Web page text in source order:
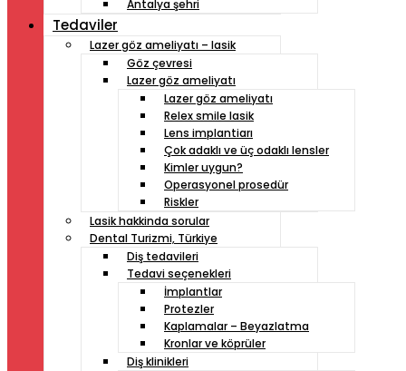
Antalya şehri
Tedaviler
Lazer göz ameliyatı – lasik
Göz çevresi
Lazer göz ameliyatı
Lazer göz ameliyatı
Relex smile lasik
Lens implantiarı
Çok adaklı ve üç odaklı lensler
Kimler uygun?
Operasyonel prosedür
Riskler
Lasik hakkinda sorular
Dental Turizmi, Türkiye
Diş tedavileri
Tedavi seçenekleri
İmplantlar
Protezler
Kaplamalar – Beyazlatma
Kronlar ve köprüler
Diş klinikleri